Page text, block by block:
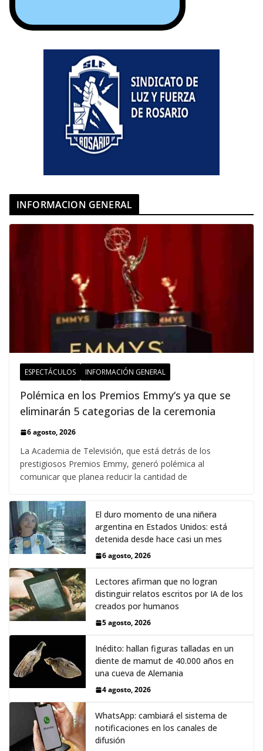
INFORMACION GENERAL
ESPECTÁCULOS INFORMACIÓN GENERAL
Polémica en los Premios Emmy‘s ya que se
eliminarán 5 categorias de la ceremonia
6 agosto, 2026
La Academia de Televisión, que está detrás de los
prestigiosos Premios Emmy, generó polémica al
comunicar que planea reducir la cantidad de
El duro momento de una niñera
argentina en Estados Unidos: está
detenida desde hace casi un mes
6 agosto, 2026
Lectores afirman que no logran
distinguir relatos escritos por IA de los
creados por humanos
5 agosto, 2026
Inédito: hallan figuras talladas en un
diente de mamut de 40.000 años en
una cueva de Alemania
4 agosto, 2026
WhatsApp: cambiará el sistema de
notificaciones en los canales de
difusión